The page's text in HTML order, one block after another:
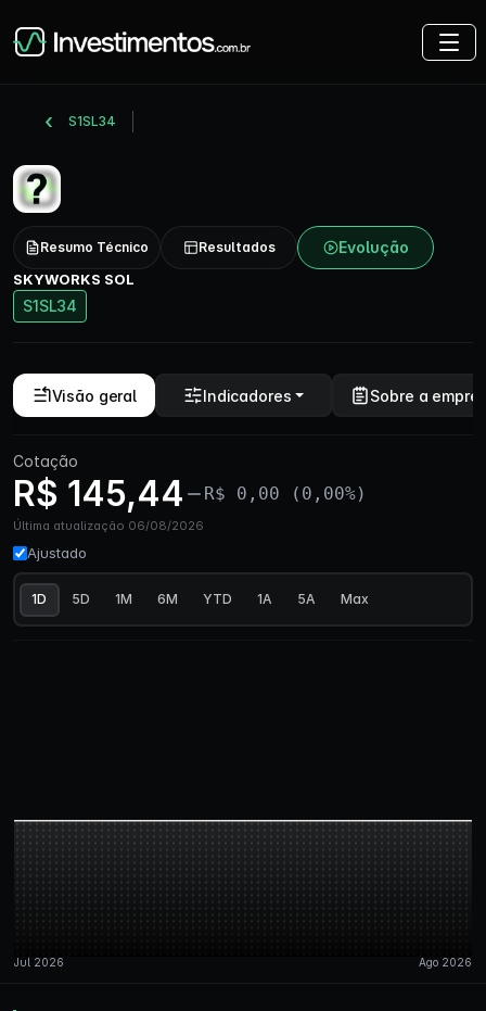
S1SL34
Resumo Técnico Resultados Evolução
SKYWORKS SOL
S1SL34
Visão geral Indicadores Sobre a
Cotação
R$ 145,44 R$ 0,00 (0,00%)
Última atualização 06/08/2026
Ajustado
1D 5D 1M 6M YTD 1A 5A Max